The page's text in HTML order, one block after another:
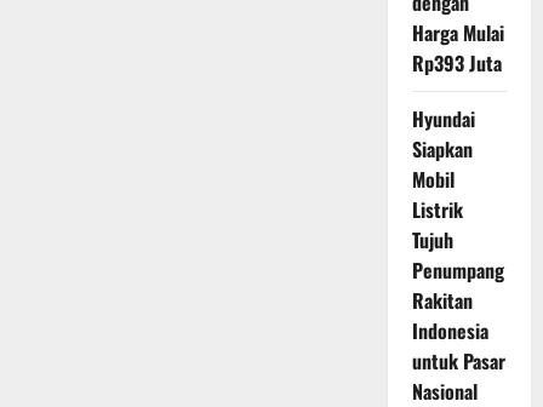
Harga Mulai
Rp393 Juta
Hyundai
Siapkan
Mobil
Listrik
Tujuh
Penumpang
Rakitan
Indonesia
untuk Pasar
Nasional